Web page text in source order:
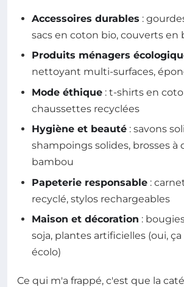
Accessoires durables :
sacs en coton bio, couverts en
Produits ménagers
nettoyant multi-surfaces,
Mode éthique : t-shirts en
chaussettes recyclées
Hygiène et beauté : savons
shampoings solides, brosses à
bambou
Papeterie responsable :
recyclé, stylos rechargeables
Maison et décoration :
soja, plantes artificielles (oui,
écolo)
Ce qui m'a frappé, c'est que la